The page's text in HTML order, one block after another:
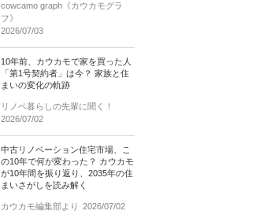
cowcamo graph《カウカモグラ
フ》
2026/07/03
10年前、カウカモで家を買った人
「第1号契約者」は今？ 家族と住
まいの変化の軌跡
リノベ暮らしの先輩に聞く！
2026/07/02
中古リノベーション住宅市場、こ
の10年で何が変わった？ カウカモ
が10年間を振り返り、2035年の住
まいさがしを読み解く
カウカモ編集部より 2026/07/02